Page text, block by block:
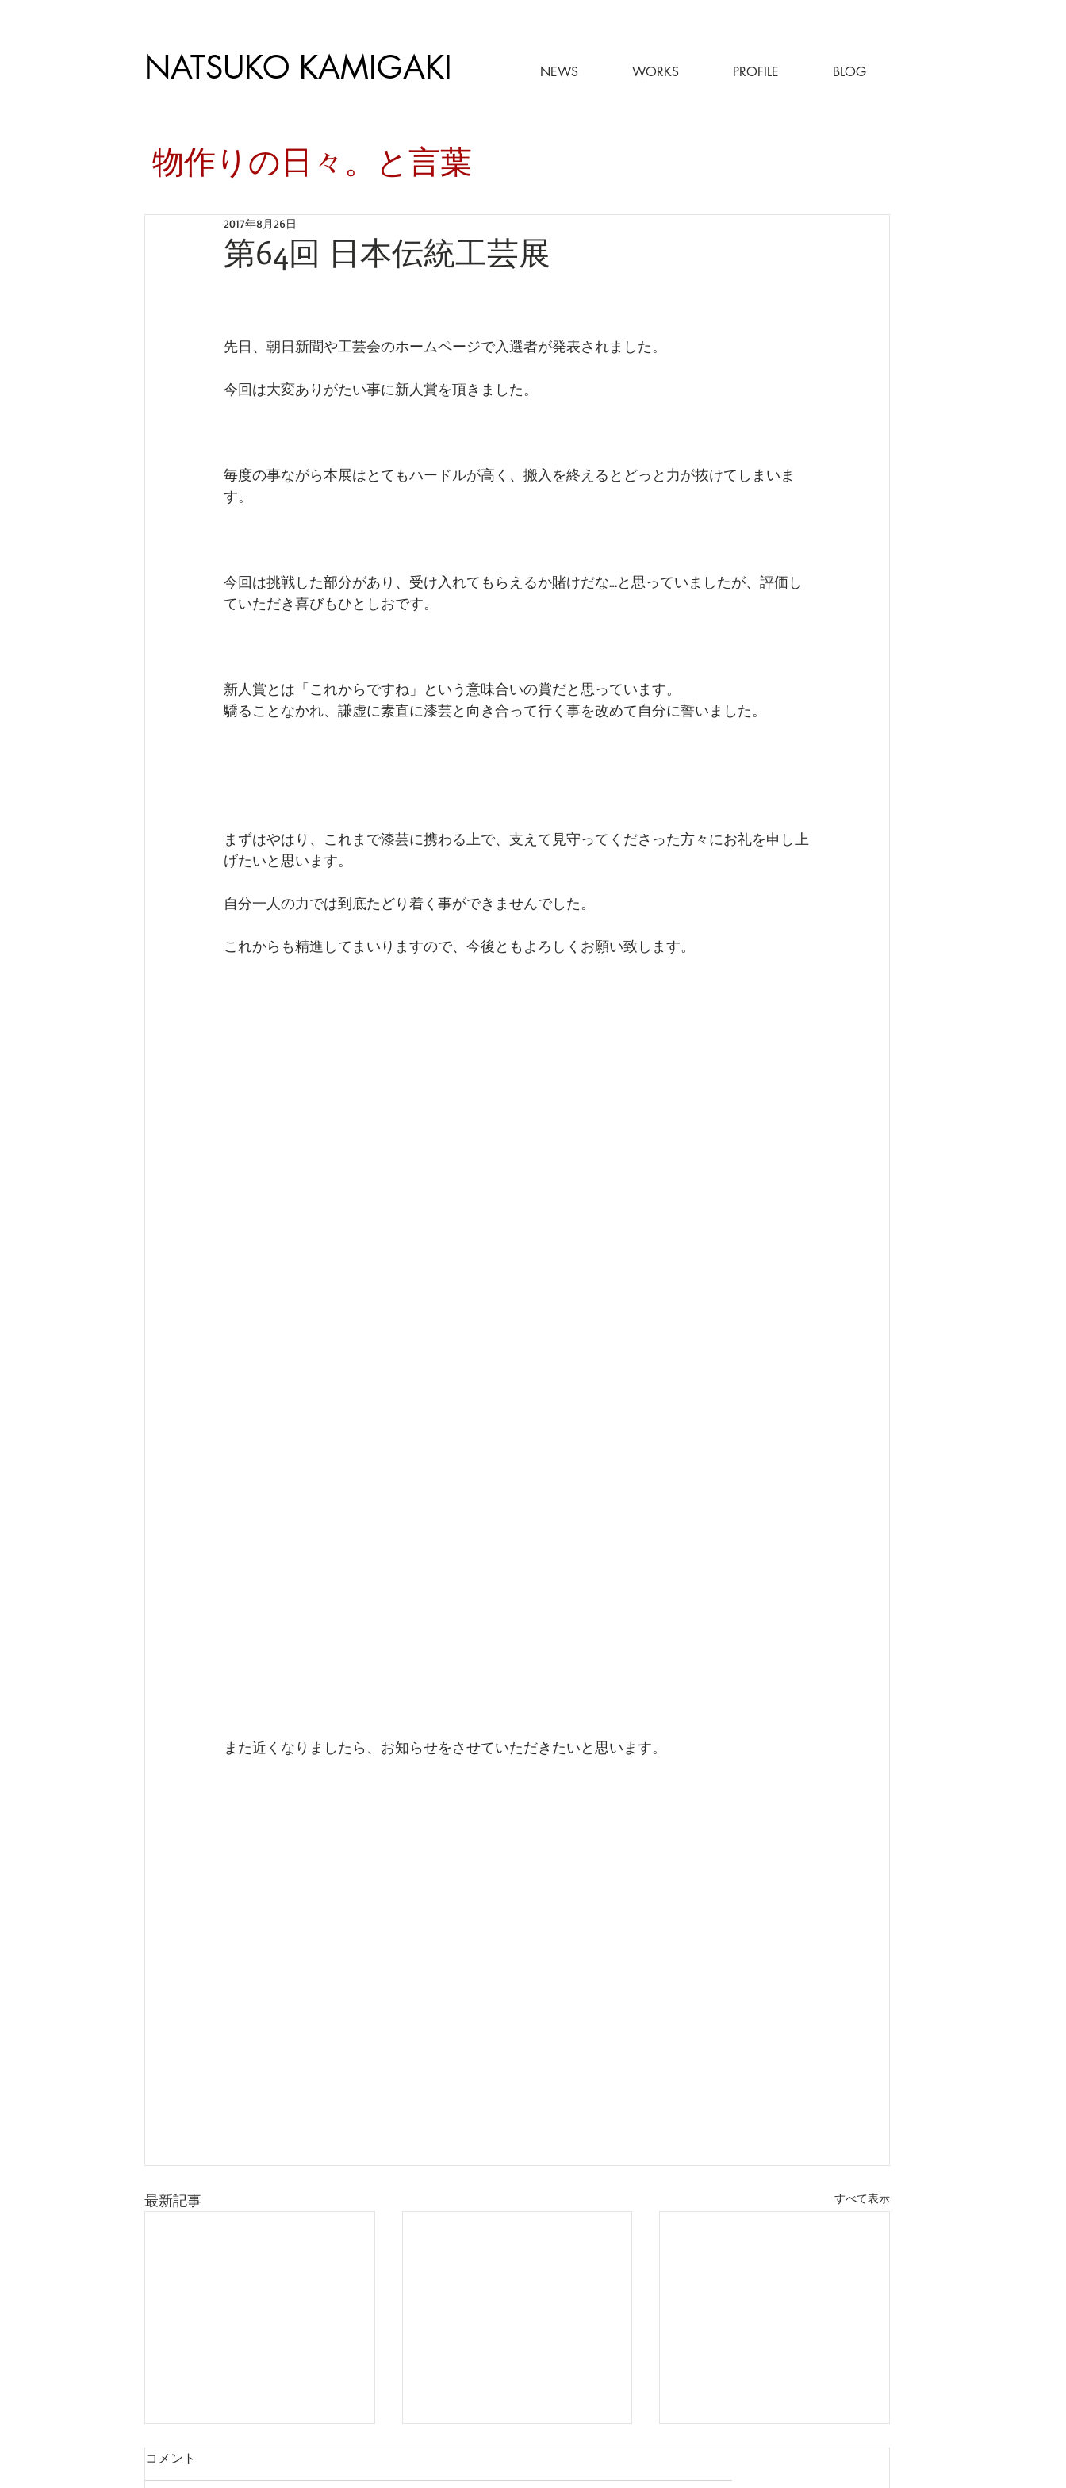
NATSUKO KAMIGAKI NEWS WORKS PROFILE BLOG
​物作りの日々。と言葉
第64回 日本伝統工芸展
2017年8月26日
先日、朝日新聞や工芸会のホームページで入選者が発表されました。
今回は大変ありがたい事に新人賞を頂きました。
毎度の事ながら本展はとてもハードルが高く、搬入を終えるとどっと力が抜けてしまいま
す。
今回は挑戦した部分があり、受け入れてもらえるか賭けだな…と思っていましたが、評価し
ていただき喜びもひとしおです。
新人賞とは「これからですね」という意味合いの賞だと思っています。
驕ることなかれ、謙虚に素直に漆芸と向き合って行く事を改めて自分に誓いました。
まずはやはり、これまで漆芸に携わる上で、支えて見守ってくださった方々にお礼を申し上
げたいと思います。
自分一人の力では到底たどり着く事ができませんでした。
これからも精進してまいりますので、今後ともよろしくお願い致します。
また近くなりましたら、お知らせをさせていただきたいと思います。
最新記事 すべて表示
コメント